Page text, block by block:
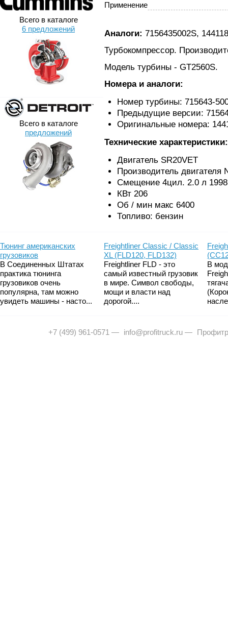
Всего в каталоге
6 предложений
Всего в каталоге
предложений
Применение
Аналоги: 7156435002S,
Турбокомпрессор.
Модель турбины - GT2560S.
Номера и аналоги:
Номер турбины: 715643-
Предыдущие версии:
Оригинальные номера:
Технические характеристики:
Двигатель SR20VET
Производитель двигателя
Смещение 4цил. 2.0 л
КВт 206
Об / мин макс 6400
Топливо: бензин
Тюнинг американских
грузовиков
В Соединенных Штатах
практика тюнинга
грузовиков очень
популярна, там можно
увидеть машины - насто...
Freightliner Classic / Classic
XL (FLD120, FLD132)
Freightliner FLD - это
самый известный грузовик
в мире. Символ свободы,
мощи и власти над
дорогой....
В
+7 (499) 961-0571 — info@profitruck.ru —